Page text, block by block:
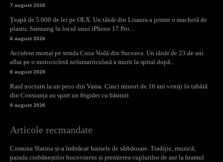
7 august 2026
Țeapă de 5.000 de lei pe OLX. Un tânăr din Lisaura a primit o machetă de
plastic Samsung în locul unui iPhone 17 Pro...
6 august 2026
Accident mortal pe strada Cuza Vodă din Suceava. Un tânăr de 23 de ani
aflat pe o motocicletă neînmatriculată a murit la spital după...
6 august 2026
Raid nocturn la un peco din Vama. Cinci minori de 16 ani veniți în tabără
din Constanța au spart un frigider cu băuturi
6 august 2026
Articole recmandate
Comuna Slatina și-a îmbrăcat hainele de sărbătoare. Tradiție, muzică,
parada ciobăneștilor bucovineni și premierea cuplurilor de aur la hramul